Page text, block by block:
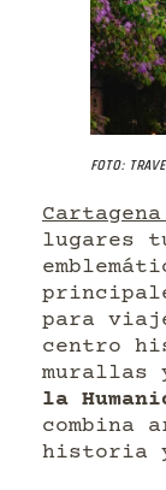
Foto:
lugares
para
centro
murallas
la
combina
historia